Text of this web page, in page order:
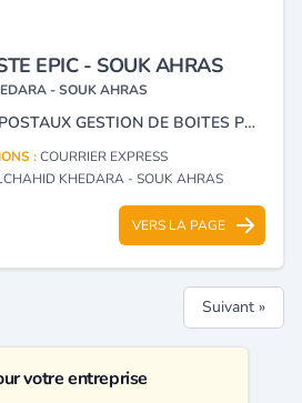
EPIC - SOUK AHRAS
- SOUK AHRAS
POSTE ET SERVICES POSTAUX GESTION DE BOITES POSTALES COURRIER EXPRESS
:COURRIER EXPRESS
KHEDARA - SOUK AHRAS
VERS LA PAGE
Suivant »
votre entreprise